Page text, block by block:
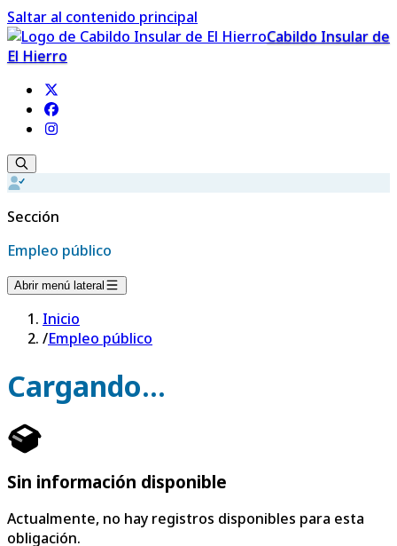
Saltar al contenido principal
Cabildo Insular de
El Hierro
Sección
Empleo público
Abrir menú lateral
Inicio
/Empleo público
Cargando...
Sin información disponible
Actualmente, no hay registros disponibles para esta
obligación.